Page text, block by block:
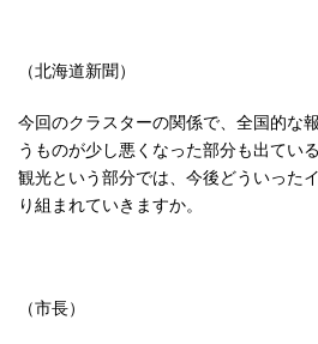
（北海道新聞）
今回のクラスターの関係で、全国的な
うものが少し悪くなった部分も出てい
観光という部分では、今後どういった
り組まれていきますか。
（市長）